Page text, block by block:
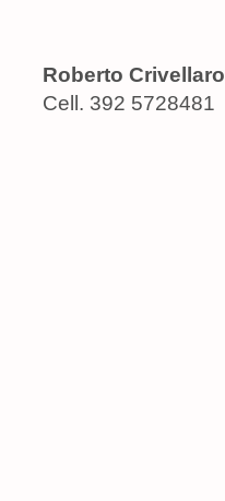
Roberto Crivellaro
Cell. 392 5728481